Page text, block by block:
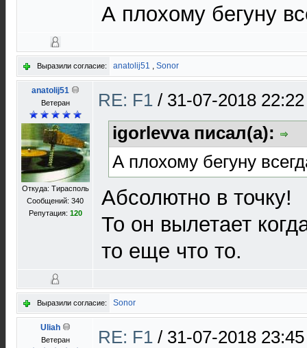
А плохому бегуну
Выразили согласие: anatolij51 , Sonor
anatolij51
Ветеран
Откуда: Тирасполь
Сообщений: 340
Репутация: 120
RE: F1 / 31-07-2018 22:22
igorlevva писал(а):
А плохому бегуну
Абсолютно в точку!
То он вылетает
то еще что то.
Выразили согласие: Sonor
Uliah
Ветеран RE: F1 / 31-07-2018 23:45